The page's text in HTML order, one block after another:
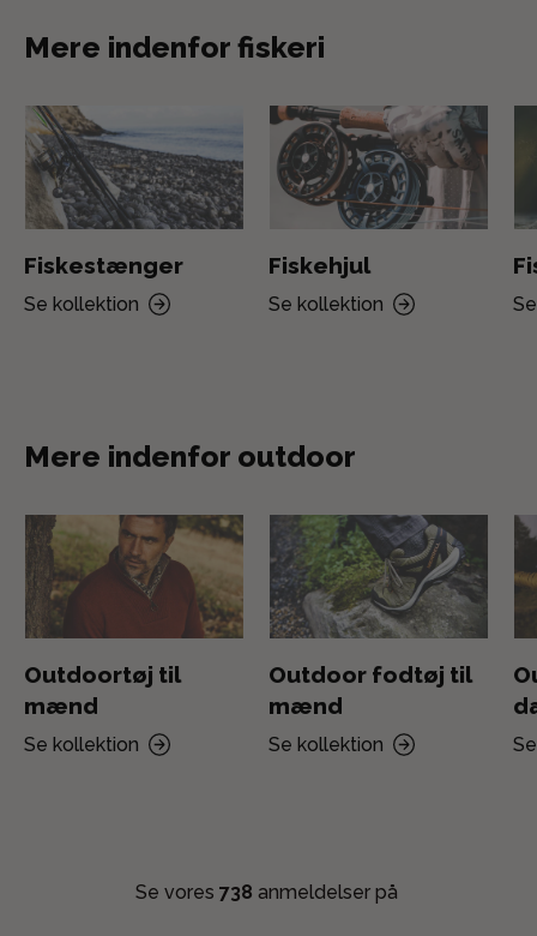
Mere indenfor fiskeri
Fiskestænger
Se kollektion
Fiskehjul
Se kollektion
Mere indenfor outdoor
Outdoortøj til
mænd
Se kollektion
Outdoor fodtøj til
mænd
Se kollektion
Se vores 738 anmeldelser på